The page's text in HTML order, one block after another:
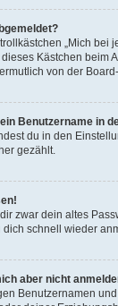
„Mich
Kästchen beim
von der
Benutzername in
du in den
gezählt.
zwar dein altes
schnell wieder
aber nicht
Benutzernamen